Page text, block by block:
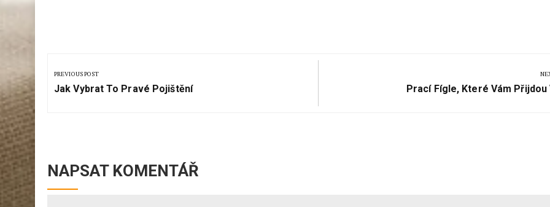
pro
příspěvek
PREVIOUS POST
Previous
Jak Vybrat To Pravé Pojištění
Next
Prací Fígle, Které Vám Přijdou
NAPSAT KOMENTÁŘ